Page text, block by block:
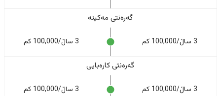
گەرەنتی مەکینە
3 ساڵ/100,000 کم 3 ساڵ/100,000 کم
گەرەنتی کارەبایی
3 ساڵ/100,000 کم 3 ساڵ/100,000 کم